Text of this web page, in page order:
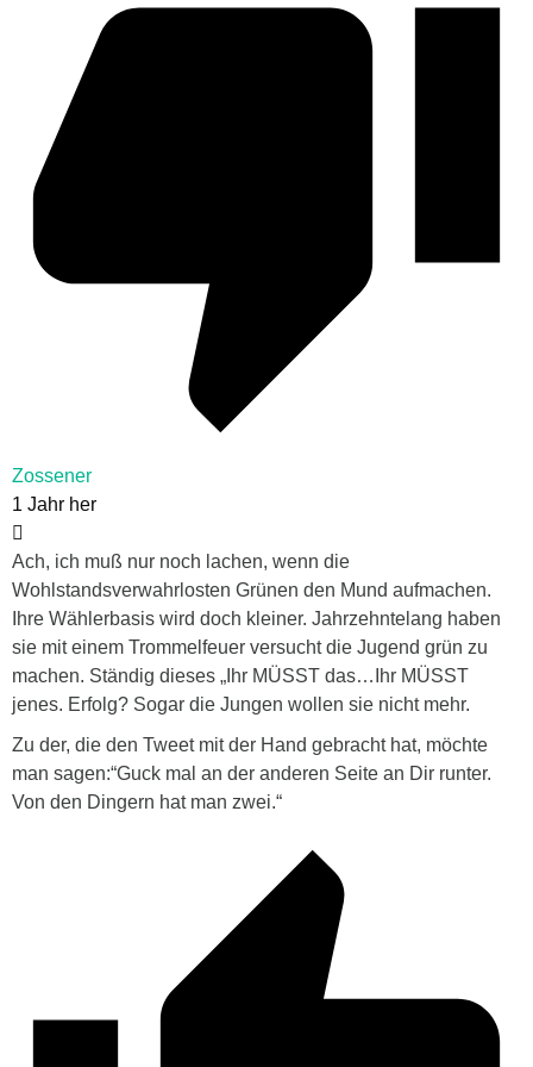
Zossener
1 Jahr her
Ach, ich muß nur noch lachen, wenn die
Wohlstandsverwahrlosten Grünen den Mund aufmachen.
Ihre Wählerbasis wird doch kleiner. Jahrzehntelang haben
sie mit einem Trommelfeuer versucht die Jugend grün zu
machen. Ständig dieses „Ihr MÜSST das…Ihr MÜSST
jenes. Erfolg? Sogar die Jungen wollen sie nicht mehr.
Zu der, die den Tweet mit der Hand gebracht hat, möchte
man sagen:“Guck mal an der anderen Seite an Dir runter.
Von den Dingern hat man zwei.“